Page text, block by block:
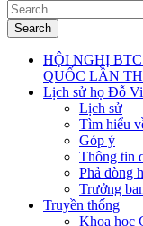
Search
HỘI NGHỊ
QUỐC LẦN
Lịch sử họ Đỗ
Lịch sử
Tìm hiểu
Góp ý
Thông tin
Phả dòng
Trưởng
Truyền thống
Khoa học